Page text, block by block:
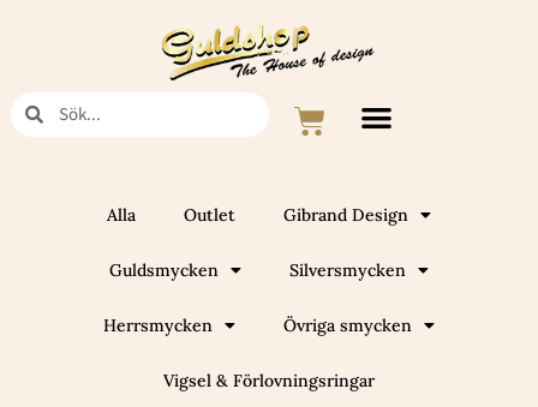
Sök Sök Varukorg
Alla Outlet Gibrand Design
Guldsmycken Silversmycken
Herrsmycken Övriga smycken
Vigsel & Förlovningsringar